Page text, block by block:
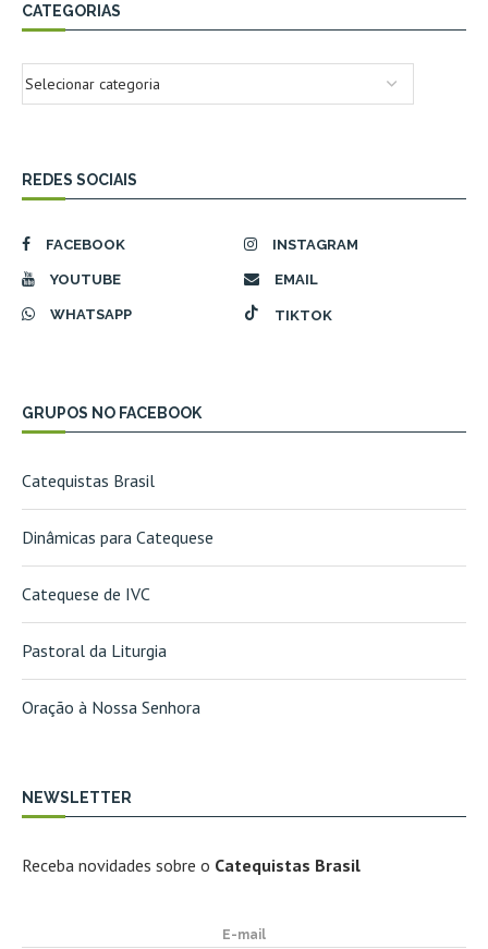
CATEGORIAS
REDES SOCIAIS
FACEBOOK INSTAGRAM
YOUTUBE EMAIL
WHATSAPP TIKTOK
GRUPOS NO FACEBOOK
Catequistas Brasil
Dinâmicas para Catequese
Catequese de IVC
Pastoral da Liturgia
Oração à Nossa Senhora
NEWSLETTER
Receba novidades sobre o Catequistas Brasil
E-mail